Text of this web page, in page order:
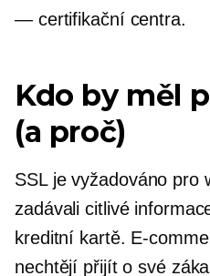
— certifikační centra.
Kdo by měl
(a proč)
SSL je vyžadováno pro
zadávali citlivé
kreditní kartě. E-
nechtějí přijít o své